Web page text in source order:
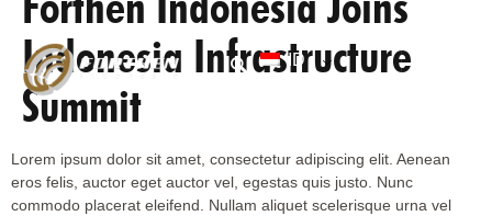
ID
Indonesia Infrastructure
Summit
Lorem ipsum dolor sit amet, consectetur adipiscing elit. Aenean
eros felis, auctor eget auctor vel, egestas quis justo. Nunc
commodo placerat eleifend. Nullam aliquet scelerisque urna vel